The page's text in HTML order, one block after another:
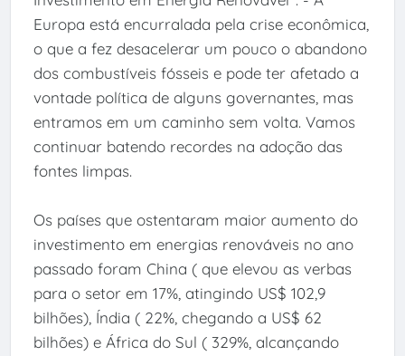
Europa está encurralada pela crise econômica,
o que a fez desacelerar um pouco o abandono
dos combustíveis fósseis e pode ter afetado a
vontade política de alguns governantes, mas
entramos em um caminho sem volta. Vamos
continuar batendo recordes na adoção das
fontes limpas.
Os países que ostentaram maior aumento do
investimento em energias renováveis no ano
passado foram China ( que elevou as verbas
para o setor em 17%, atingindo US$ 102,9
bilhões), Índia ( 22%, chegando a US$ 62
bilhões) e África do Sul ( 329%, alcançando